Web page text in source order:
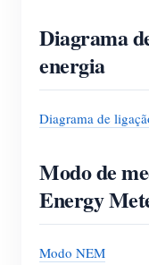
Diagrama
energia
Diagrama de
Modo de
Energy
Modo NEM